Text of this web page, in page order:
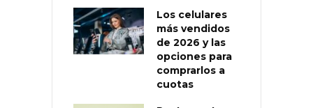
Los celulares
más vendidos
de 2026 y las
opciones para
comprarlos a
cuotas